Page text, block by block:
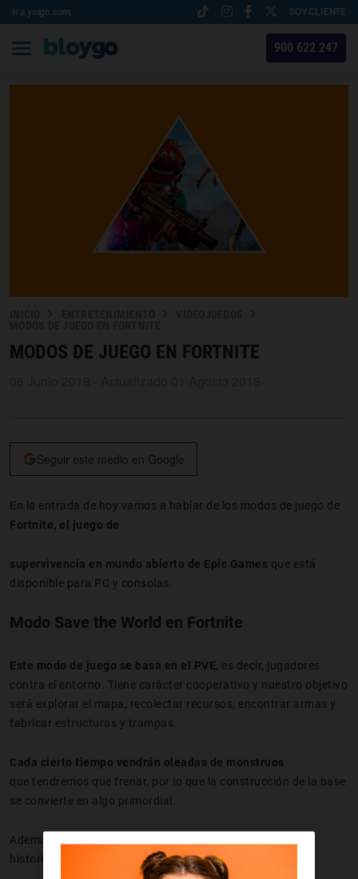
Ir a yoigo.com SOY CLIENTE
900 622 247
MODOS DE JUEGO EN FORTNITE
Seguir este medio en Google
En la entrada de hoy vamos a hablar de los modos de juego de
Fortnite, el juego de
supervivencia en mundo abierto de Epic Games que está
disponible para PC y consolas.
Modo Save the World en Fortnite
Este modo de juego se basa en el PVE , es decir, jugadores
contra el entorno. Tiene carácter cooperativo y nuestro objetivo
será explorar el mapa, recolectar recursos, encontrar armas y
fabricar estructuras y trampas.
Cada cierto tiempo vendrán oleadas de monstruos
que tendremos que frenar, por lo que la construcción de la base
se convierte en algo primordial.
Además, se pueden realizar misiones para avanzar en la
historia y obtener recompensas